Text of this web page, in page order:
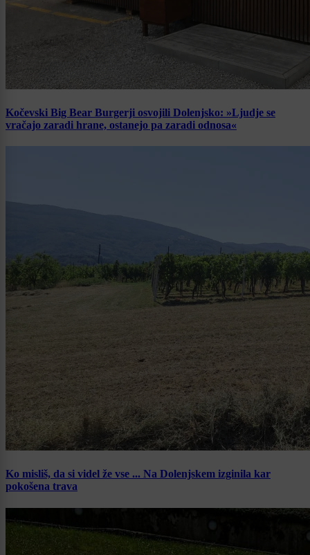
Kočevski Big Bear Burgerji osvojili Dolenjsko: »Ljudje se
vračajo zaradi hrane, ostanejo pa zaradi odnosa«
Ko misliš, da si videl že vse ... Na Dolenjskem izginila kar
pokošena trava